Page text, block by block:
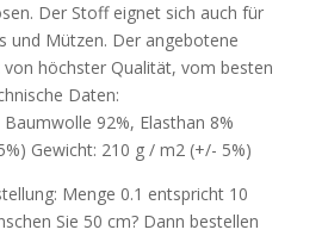
Der Stoff eignet sich auch für
und Mützen. Der angebotene
höchster Qualität, vom besten
Daten:
92%, Elasthan 8%
Gewicht: 210 g / m2 (+/- 5%)
Menge 0.1 entspricht 10
Sie 50 cm? Dann bestellen